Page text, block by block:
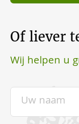
Of liever
Wij helpen u